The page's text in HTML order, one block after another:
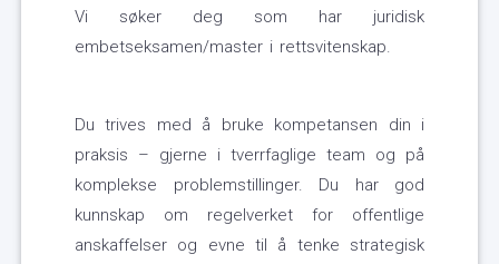
Vi søker deg som har juridisk
embetseksamen/master i rettsvitenskap.
Du trives med å bruke kompetansen din i
praksis – gjerne i tverrfaglige team og på
komplekse problemstillinger. Du har god
kunnskap om regelverket for offentlige
anskaffelser og evne til å tenke strategisk